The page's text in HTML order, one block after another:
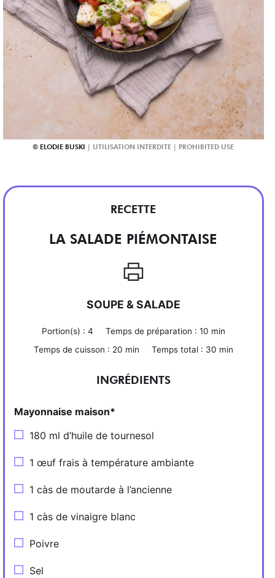
ELODIE BUSKI
RECETTE
LA SALADE PIÉMONTAISE
SOUPE & SALADE
Portion(s) : 4 Temps de préparation : 10 min
Temps de cuisson : 20 min Temps total : 30 min
INGRÉDIENTS
Mayonnaise maison*
180 ml d’huile de tournesol
1 œuf frais à température ambiante
1 càs de moutarde à l’ancienne
1 càs de vinaigre blanc
Poivre
Sel